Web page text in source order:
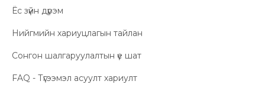
Ёс зүйн дүрэм
Нийгмийн хариуцлагын тайлан
Сонгон шалгаруулалтын үе шат
FAQ - Түгээмэл асуулт хариулт